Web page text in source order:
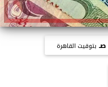
بتوقيت القاهرة